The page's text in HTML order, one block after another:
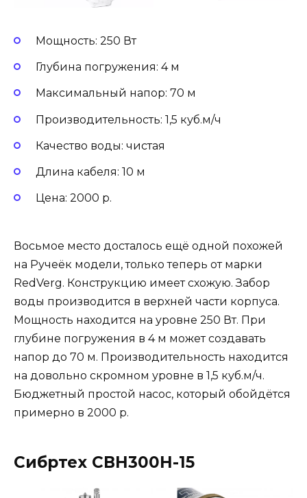
Мощность: 250 Вт
Глубина погружения: 4 м
Максимальный напор: 70 м
Производительность: 1,5 куб.м/ч
Качество воды: чистая
Длина кабеля: 10 м
Цена: 2000 р.
Восьмое место досталось ещё одной похожей
на Ручеёк модели, только теперь от марки
RedVerg. Конструкцию имеет схожую. Забор
воды производится в верхней части корпуса.
Мощность находится на уровне 250 Вт. При
глубине погружения в 4 м может создавать
напор до 70 м. Производительность находится
на довольно скромном уровне в 1,5 куб.м/ч.
Бюджетный простой насос, который обойдётся
примерно в 2000 р.
Сибртех СВН300Н-15